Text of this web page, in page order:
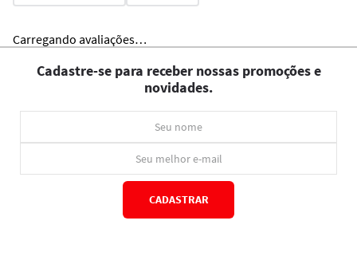
Carregando avaliações…
Cadastre-se para receber nossas promoções e
novidades.
CADASTRAR